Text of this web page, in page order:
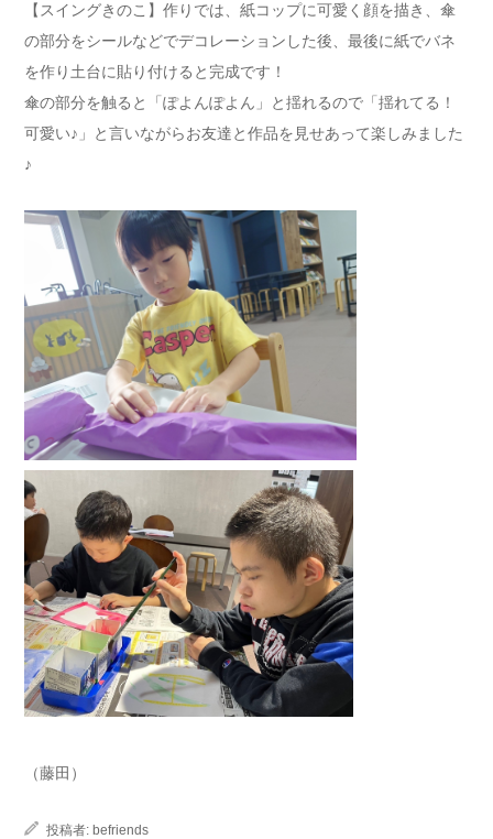
【スイングきのこ】作りでは、紙コップに可愛く顔を描き、傘
の部分をシールなどでデコレーションした後、最後に紙でバネ
を作り土台に貼り付けると完成です！
傘の部分を触ると「ぽよんぽよん」と揺れるので「揺れてる！
可愛い♪」と言いながらお友達と作品を見せあって楽しみました
♪
（藤田）
投稿者: befriends